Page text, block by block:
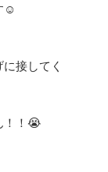
☺️
接してく
！！😭